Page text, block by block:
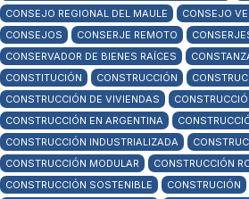
CONSEJO REGIONAL DEL MAULE
CONSEJO
CONSEJOS
CONSERJE REMOTO
CONSERVADOR DE BIENES RAÍCES
CONSTITUCIÓN
CONSTRUCCIÓN
CONSTRUCCIÓN DE VIVIENDAS
CONSTRUCCIÓN EN ARGENTINA
CONSTRUCCIÓN INDUSTRIALIZADA
CONSTRUCCIÓN MODULAR
CONSTRUCCIÓN
CONSTRUCCIÓN SOSTENIBLE
CONSTRUCIÓN